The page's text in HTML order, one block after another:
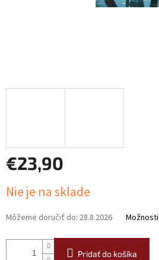
€23,90
cena:
Nie je na sklade
Môžeme doručiť do: 28.8.2026
Pridať do košíka